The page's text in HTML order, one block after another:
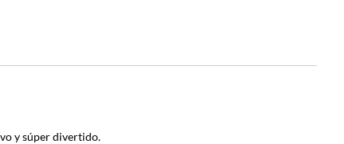
y súper divertido.